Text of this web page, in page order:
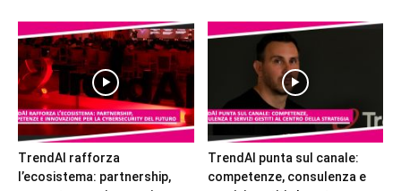
TrendAI rafforza
l’ecosistema: partnership,
TrendAI punta sul canale:
competenze, consulenza e